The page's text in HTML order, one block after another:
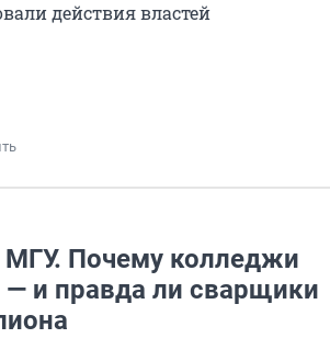
действия властей
МГУ. Почему колледжи
— и правда ли сварщики